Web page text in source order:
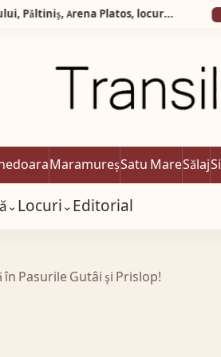
Silva Logistic Services. Munții Cindrel, Gura Râului, Pǎltiniș, Arena Platos, locurile în care nostalgia trecutului se împletește armonios cu facilitățile moderne, oferind fiecărui călător o experiență revigorantă pentru trup și suflet. 01:41
MaramureșSatu MareSălaj
⌄Locuri⌄Editorial
Pasurile Gutâi şi Prislop!